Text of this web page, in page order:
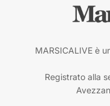
MARSICALIVE è
Registrato alla